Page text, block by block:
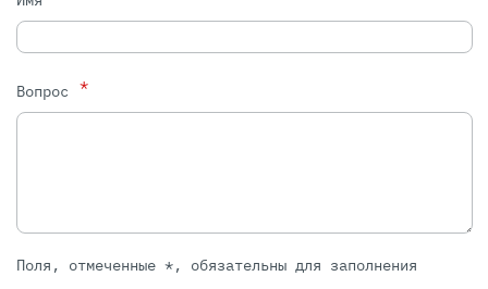
Вопрос *
Поля, отмеченные *, обязательны для заполнения